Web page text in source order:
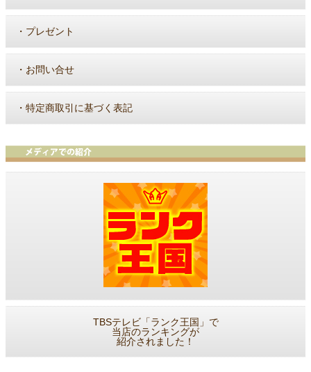
・ プレゼント
・ お問い合せ
・ 特定商取引に基づく表記
TBSテレビ「ランク王国」で
当店のランキングが
紹介されました！